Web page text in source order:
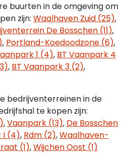
aan de voorzijde;
naar de verdiepingsvloer;
gebouw hoogte 8,5 meter,
meter.
in aanbouw. De start van
in Q3 2025 en het object
in Q4 2026 opgeleverd.
2 parkeerplaatsen.
buurten in de omgeving om
zijn: Waalhaven Zuid (25),
De Bosschen (11),
, Portland-Koedoodzone (6),
1 (4), BT Vaanpark 4
, BT Vaanpark 3 (2),
bedrijventerreinen in de
te kopen zijn:
,Vaanpark (13), De Bosschen
I (4), Rdm (2),Waalhaven-
(1),Wijchen Oost (1)